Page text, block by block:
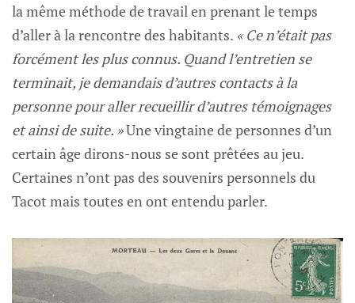
la même méthode de travail en prenant le temps
d’aller à la rencontre des habitants. « Ce n’était pas
forcément les plus connus. Quand l’entretien se
terminait, je demandais d’autres contacts à la
personne pour aller recueillir d’autres témoignages
et ainsi de suite. »Une vingtaine de personnes d’un
certain âge dirons-nous se sont prêtées au jeu.
Certaines n’ont pas des souvenirs personnels du
Tacot mais toutes en ont entendu parler.